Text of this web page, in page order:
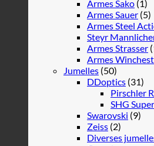
Armes Sako (1)
Armes Sauer (5)
Armes Steel
Steyr
Armes Strasser
Armes
Jumelles (50)
DDoptics (31)
Pirschler
SHG
Swarovski (9)
Zeiss (2)
Diverses